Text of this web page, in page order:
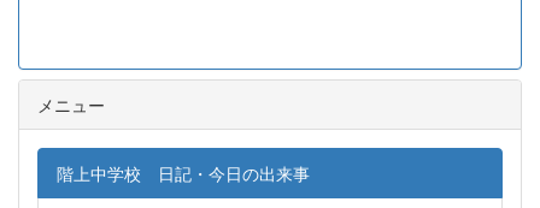
メニュー
階上中学校 日記・今日の出来事